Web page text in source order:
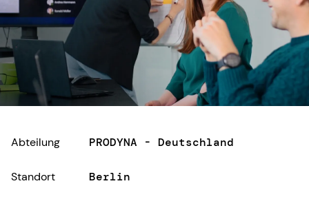
Abteilung PRODYNA - Deutschland
Standort Berlin